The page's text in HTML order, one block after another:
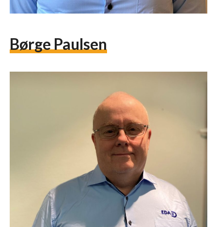
Børge Paulsen